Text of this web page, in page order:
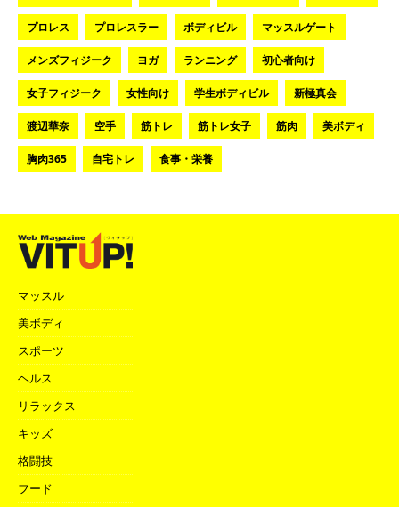
プロレス プロレスラー ボディビル マッスルゲート
メンズフィジーク ヨガ ランニング 初心者向け
女子フィジーク 女性向け 学生ボディビル 新極真会
渡辺華奈 空手 筋トレ 筋トレ女子 筋肉 美ボディ
胸肉365 自宅トレ 食事・栄養
マッスル
美ボディ
スポーツ
ヘルス
リラックス
キッズ
格闘技
フード